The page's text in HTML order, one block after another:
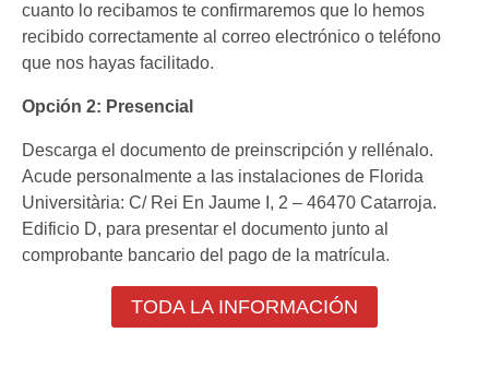
Máster en profesorado de educación secundaria
Postgrado Propio
Traslado de Expediente
La Magna
cuanto lo recibamos te confirmaremos que lo hemos
recibido correctamente al correo electrónico o teléfono
que nos hayas facilitado.
Opción 2: Presencial
Descarga el documento de preinscripción y rellénalo.
Acude personalmente a las instalaciones de Florida
Universitària: C/ Rei En Jaume I, 2 – 46470 Catarroja.
Edificio D, para presentar el documento junto al
comprobante bancario del pago de la matrícula.
TODA LA INFORMACIÓN